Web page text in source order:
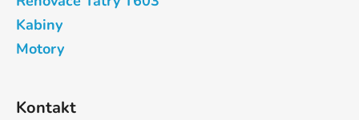
Kabiny
Motory
Kontakt